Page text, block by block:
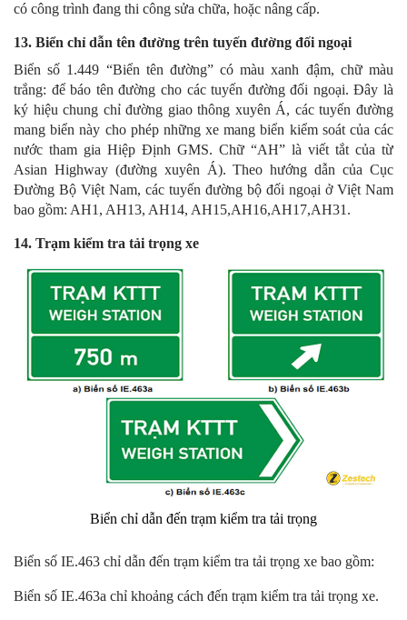
có công trình đang thi công sửa chữa, hoặc nâng cấp.
13. Biển chỉ dẫn tên đường trên tuyến đường đối ngoại
Biển số 1.449 “Biển tên đường” có màu xanh đậm, chữ màu
trắng: để báo tên đường cho các tuyến đường đối ngoại. Đây là
ký hiệu chung chỉ đường giao thông xuyên Á, các tuyến đường
mang biển này cho phép những xe mang biển kiểm soát của các
nước tham gia Hiệp Định GMS. Chữ “AH” là viết tắt của từ
Asian Highway (đường xuyên Á). Theo hướng dẫn của Cục
Đường Bộ Việt Nam, các tuyến đường bộ đối ngoại ở Việt Nam
bao gồm: AH1, AH13, AH14, AH15,AH16,AH17,AH31.
14. Trạm kiểm tra tải trọng xe
Biển chỉ dẫn đến trạm kiểm tra tải trọng
Biển số IE.463 chỉ dẫn đến trạm kiểm tra tải trọng xe bao gồm:
Biển số IE.463a chỉ khoảng cách đến trạm kiểm tra tải trọng xe.